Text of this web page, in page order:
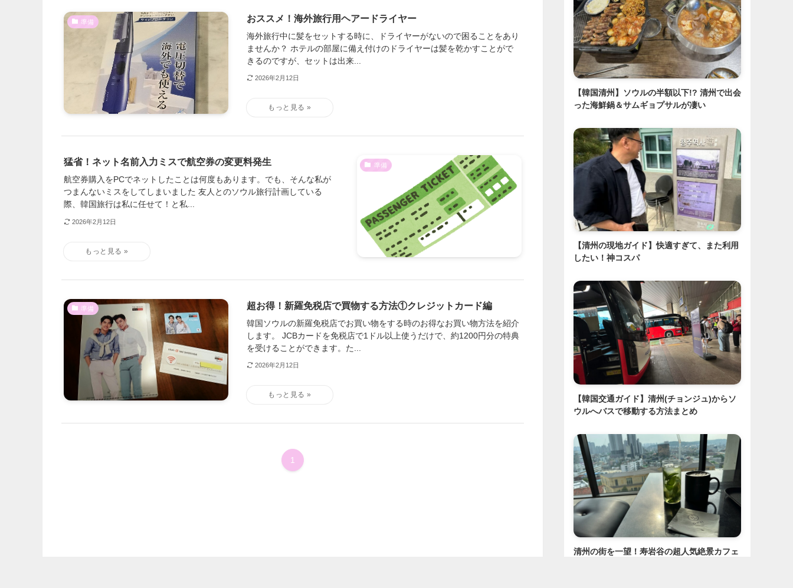
準備 おススメ！海外旅行用ヘアードライヤー
海外旅行中に髪をセットする時に、ドライヤーがないので困ることをあり
ませんか？ ホテルの部屋に備え付けのドライヤーは髪を乾かすことがで
きるのですが、セットは出来...
2026年2月12日
準備
猛省！ネット名前入力ミスで航空券の変更料発生
航空券購入をPCでネットしたことは何度もあります。でも、そんな私が
つまんないミスをしてしまいました 友人とのソウル旅行計画している
際、韓国旅行は私に任せて！と私...
2026年2月12日
準備 超お得！新羅免税店で買物する方法①クレジットカード編
韓国ソウルの新羅免税店でお買い物をする時のお得なお買い物方法を紹介
します。 JCBカードを免税店で1ドル以上使うだけで、約1200円分の特典
を受けることができます。た...
2026年2月12日
1
【韓国清州】ソウルの半額以下!? 清州で出会
った海鮮鍋＆サムギョプサルが凄い
【清州の現地ガイド】快適すぎて、また利用
したい！神コスパ
【韓国交通ガイド】清州(チョンジュ)からソ
ウルへバスで移動する方法まとめ
清州の街を一望！寿岩谷の超人気絶景カフェ